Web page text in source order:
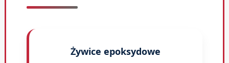
Żywice epoksydowe